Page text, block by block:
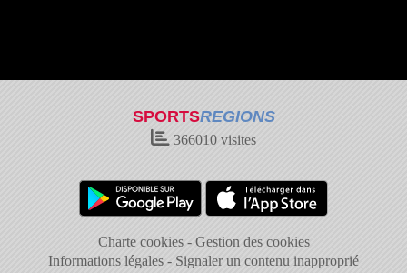
SPORTSREGIONS
366010 visites
Charte cookies
Gestion des cookies
Informations légales
Signaler un contenu inapproprié